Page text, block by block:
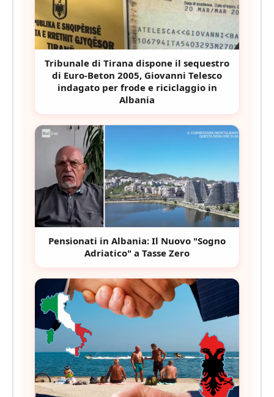
Tribunale di Tirana dispone il sequestro
di Euro-Beton 2005, Giovanni Telesco
indagato per frode e riciclaggio in
Albania
Pensionati in Albania: Il Nuovo "Sogno
Adriatico" a Tasse Zero